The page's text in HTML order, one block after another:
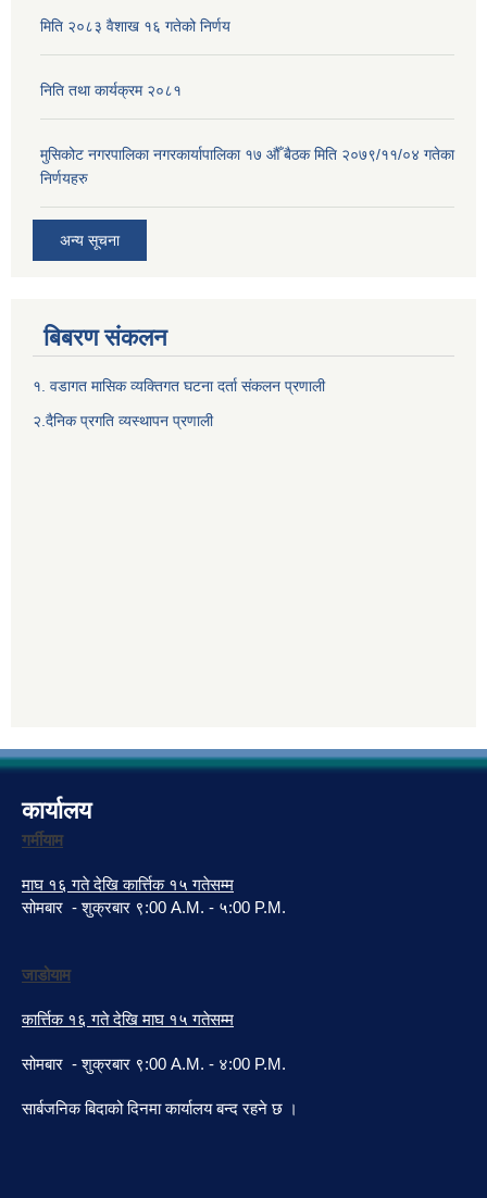
मिति २०८३ वैशाख १६ गतेको निर्णय
निति तथा कार्यक्रम २०८१
मुसिकोट नगरपालिका नगरकार्यापालिका १७ औँ बैठक मिति २०७९/११/०४ गतेका
निर्णयहरु
अन्य सूचना
बिबरण संकलन
१. वडागत मासिक व्यक्तिगत घटना दर्ता संकलन प्रणाली
२.दैनिक प्रगति व्यस्थापन प्रणाली
कार्यालय
गर्मीयाम
माघ १६ गते देखि कार्त्तिक १५ गतेसम्म
सोमबार - शुक्रबार ९:00 A.M. - ५:00 P.M.
जाडोयाम
कार्त्तिक १६ गते देखि माघ १५ गतेसम्म
सोमबार - शुक्रबार ९:00 A.M. - ४:00 P.M.
सार्बजनिक बिदाको दिनमा कार्यालय बन्द रहने छ ।